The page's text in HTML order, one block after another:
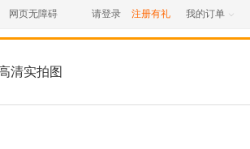
网页无障碍 请登录 注册有礼 我的订单 
清实拍图